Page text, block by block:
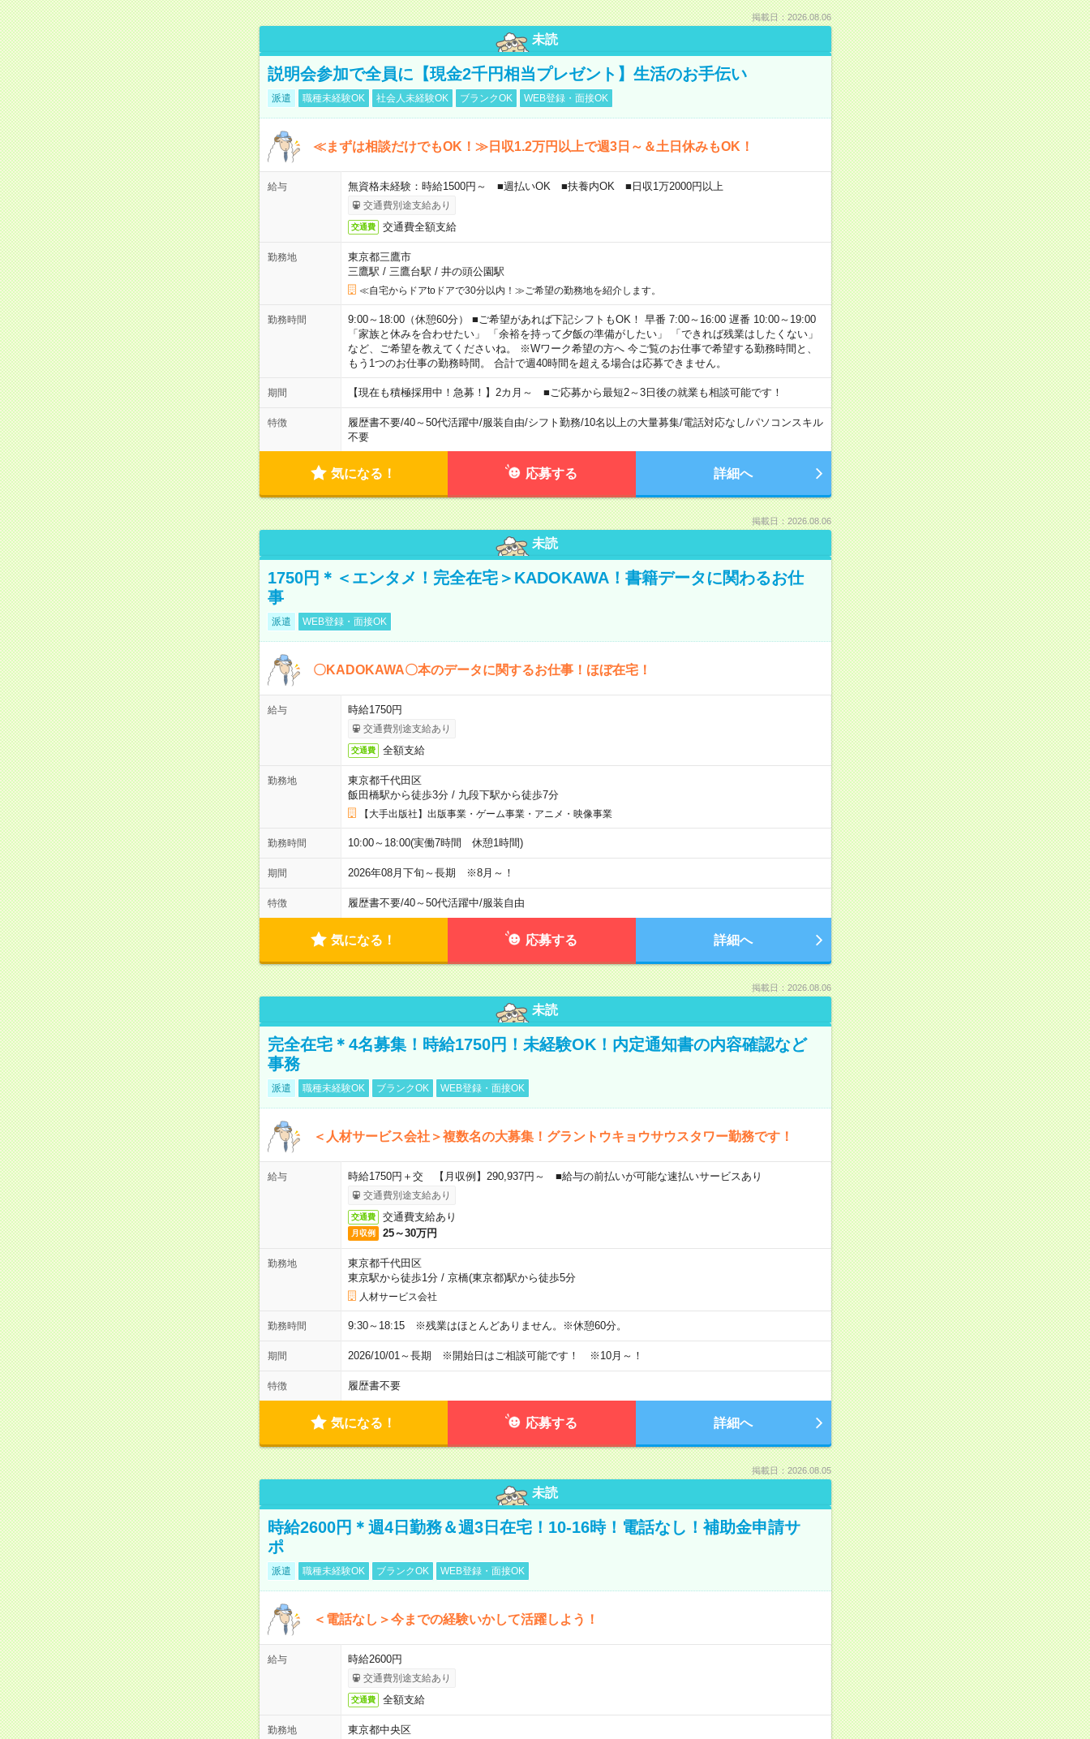
掲載日：2026.08.06
未読
説明会参加で全員に【現金2千円相当プレゼント】生活のお手伝い
派遣 職種未経験OK 社会人未経験OK ブランクOK WEB登録・面接OK
≪まずは相談だけでもOK！≫日収1.2万円以上で週3日～＆土日休みもOK！
給与 無資格未経験：時給1500円～ ■週払いOK ■扶養内OK ■日収1万2000円以上
交通費別途支給あり
交通費 交通費全額支給
勤務地
東京都三鷹市
三鷹駅 / 三鷹台駅 / 井の頭公園駅
≪自宅からドアtoドアで30分以内！≫ご希望の勤務地を紹介します。
勤務時間
9:00～18:00（休憩60分） ■ご希望があれば下記シフトもOK！ 早番 7:00～16:00 遅番 10:00～19:00
「家族と休みを合わせたい」 「余裕を持って夕飯の準備がしたい」 「できれば残業はしたくない」
など、ご希望を教えてくださいね。 ※Wワーク希望の方へ 今ご覧のお仕事で希望する勤務時間と、
もう1つのお仕事の勤務時間。 合計で週40時間を超える場合は応募できません。
期間 【現在も積極採用中！急募！】2カ月～ ■ご応募から最短2～3日後の就業も相談可能です！
特徴 履歴書不要/40～50代活躍中/服装自由/シフト勤務/10名以上の大量募集/電話対応なし/パソコンスキル
不要
気になる！ 応募する 詳細へ
掲載日：2026.08.06
未読
1750円＊＜エンタメ！完全在宅＞KADOKAWA！書籍データに関わるお仕
事
派遣 WEB登録・面接OK
〇KADOKAWA〇本のデータに関するお仕事！ほぼ在宅！
給与 時給1750円
交通費別途支給あり
交通費 全額支給
勤務地
東京都千代田区
飯田橋駅から徒歩3分/ 九段下駅から徒歩7分
【大手出版社】出版事業・ゲーム事業・アニメ・映像事業
勤務時間 10:00～18:00(実働7時間 休憩1時間)
期間 2026年08月下旬～長期 ※8月～！
特徴 履歴書不要/40～50代活躍中/服装自由
気になる！ 応募する 詳細へ
掲載日：2026.08.06
未読
完全在宅＊4名募集！時給1750円！未経験OK！内定通知書の内容確認など
事務
派遣 職種未経験OK ブランクOK WEB登録・面接OK
＜人材サービス会社＞複数名の大募集！グラントウキョウサウスタワー勤務です！
給与 時給1750円＋交 【月収例】290,937円～ ■給与の前払いが可能な速払いサービスあり
交通費別途支給あり
交通費 交通費支給あり
月収例 25～30万円
勤務地
東京都千代田区
東京駅から徒歩1分/ 京橋(東京都)駅から徒歩5分
人材サービス会社
勤務時間 9:30～18:15 ※残業はほとんどありません。※休憩60分。
期間 2026/10/01～長期 ※開始日はご相談可能です！ ※10月～！
特徴 履歴書不要
気になる！ 応募する 詳細へ
掲載日：2026.08.05
未読
時給2600円＊週4日勤務＆週3日在宅！10-16時！電話なし！補助金申請サ
ポ
派遣 職種未経験OK ブランクOK WEB登録・面接OK
＜電話なし＞今までの経験いかして活躍しよう！
給与 時給2600円
交通費別途支給あり
交通費 全額支給
勤務地
東京都中央区